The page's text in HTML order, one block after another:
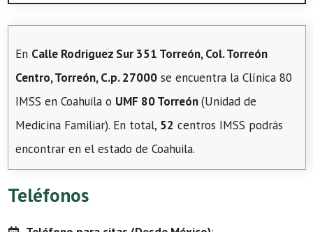
En Calle Rodriguez Sur 351 Torreón, Col. Torreón
Centro, Torreón, C.p. 27000 se encuentra la Clínica 80
IMSS en Coahuila o UMF 80 Torreón(Unidad de
Medicina Familiar). En total, 52 centros IMSS podrás
encontrar en el estado de Coahuila.
Teléfonos